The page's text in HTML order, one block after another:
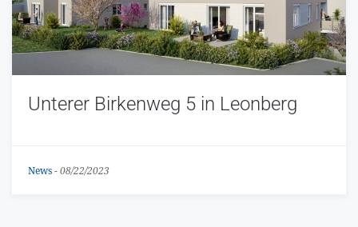
Unterer Birkenweg 5 in Leonberg
News - 08/22/2023